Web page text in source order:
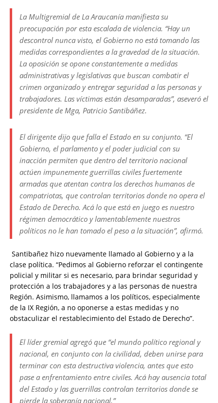
La Multigremial de La Araucanía manifiesta su
preocupación por esta escalada de violencia. “Hay un
descontrol nunca visto, el Gobierno no está tomando las
medidas correspondientes a la gravedad de la situación.
La oposición se opone constantemente a medidas
administrativas y legislativas que buscan combatir el
crimen organizado y entregar seguridad a las personas y
trabajadores. Las víctimas están desamparadas”, aseveró el
presidente de Mga, Patricio Santibáñez.
El dirigente dijo que falla el Estado en su conjunto. “El
Gobierno, el parlamento y el poder judicial con su
inacción permiten que dentro del territorio nacional
actúen impunemente guerrillas civiles fuertemente
armadas que atentan contra los derechos humanos de
compatriotas, que controlan territorios donde no opera el
Estado de Derecho. Acá lo que está en juego es nuestro
régimen democrático y lamentablemente nuestros
políticos no le han tomado el peso a la situación”, afirmó.
Santibañez hizo nuevamente llamado al Gobierno y a la
clase política. “Pedimos al Gobierno reforzar el contingente
policial y militar si es necesario, para brindar seguridad y
protección a los trabajadores y a las personas de nuestra
Región. Asimismo, llamamos a los políticos, especialmente
de la IX Región, a no oponerse a estas medidas y no
obstaculizar el restablecimiento del Estado de Derecho”.
El líder gremial agregó que “el mundo político regional y
nacional, en conjunto con la civilidad, deben unirse para
terminar con esta destructiva violencia, antes que esto
pase a enfrentamiento entre civiles. Acá hay ausencia total
del Estado y las guerrillas controlan territorios donde se
pierde la soberanía nacional.”